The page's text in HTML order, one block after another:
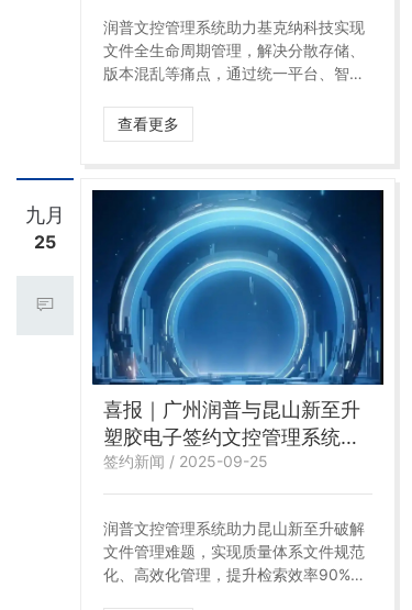
润普文控管理系统助力基克纳科技实现
文件全生命周期管理，解决分散存储、
版本混乱等痛点，通过统一平台、智能
安全，成为电子雾化行业数字化转型标
杆
查看更多
九月
25
喜报｜广州润普与昆山新至升
塑胶电子签约文控管理系统，
共筑精密制造领域文控管理新
标杆
签约新闻 / 2025-09-25
润普文控管理系统助力昆山新至升破解
文件管理难题，实现质量体系文件规范
化、高效化管理，提升检索效率90%，